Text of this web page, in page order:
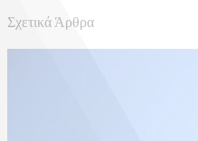
Σχετικά Άρθρα